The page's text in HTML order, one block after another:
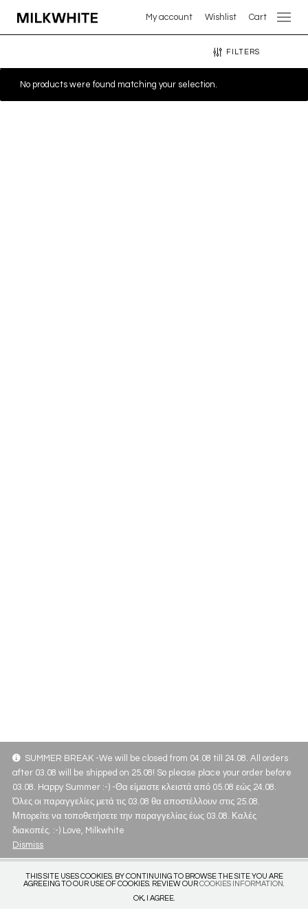
My account Wishlist Cart
FILTERS
No products were found matching your selection.
SUMMER BREAK -We will be closed from 04.08 till 24.08. All orders
after 03.08 will be shipped on 25.08! So please place your order before
03.08. Happy Summer :-) -Θα είμαστε κλειστά από 05.08 εώς 24.08.
Όλες οι παραγγελίες μετά τις 03.08 θα αποστέλλουν στις 25.08.
Μπορείτε να τοποθετήσετε την παραγγελίας έως 03.08. Καλές
διακοπές. :-) Love, Milkwhite
Dismiss
THIS SITE USES COOKIES. BY CONTINUING TO BROWSE THE SITE YOU ARE
AGREEING TO OUR USE OF COOKIES. REVIEW OURCOOKIES INFORMATION
OK, I AGREE.